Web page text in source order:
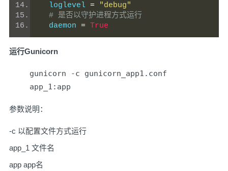
  loglevel
=
"debug"
# 是否以守护进程方式运行
  daemon
= True
运行Gunicorn
gunicorn -c gunicorn_app1.conf
app_1:app
参数说明：
-c 以配置文件方式运行
app_1 文件名
app app名